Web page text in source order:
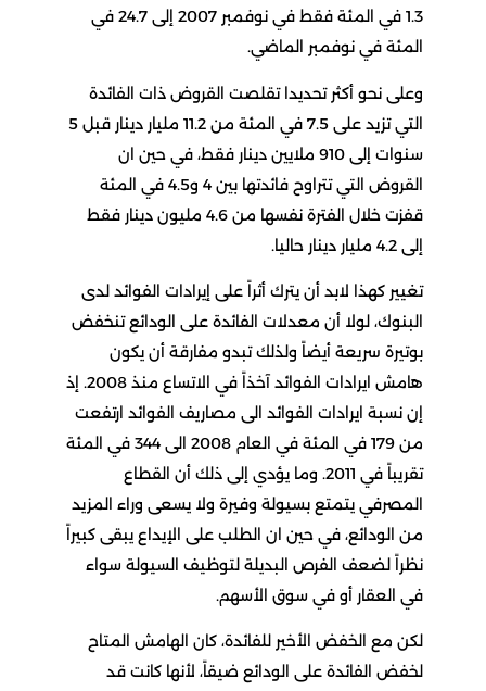
1.3 في المئة فقط في نوفمبر 2007 إلى 24.7 في
المئة في نوفمبر الماضي.
وعلى نحو أكثر تحديدا تقلصت القروض ذات الفائدة
التي تزيد على 7.5 في المئة من 11.2 مليار دينار قبل 5
سنوات إلى 910 ملايين دينار فقط، في حين ان
القروض التي تتراوح فائدتها بين 4 و4.5 في المئة
قفزت خلال الفترة نفسها من 4.6 مليون دينار فقط
إلى 4.2 مليار دينار حاليا.
تغيير كهذا لابد أن يترك أثراً على إيرادات الفوائد لدى
البنوك، لولا أن معدلات الفائدة على الودائع تنخفض
بوتيرة سريعة أيضاً ولذلك تبدو مفارقة أن يكون
هامش ايرادات الفوائد آخذاً في الاتساع منذ 2008. إذ
إن نسبة ايرادات الفوائد الى مصاريف الفوائد ارتفعت
من 179 في المئة في العام 2008 الى 344 في المئة
تقريباً في 2011. وما يؤدي إلى ذلك أن القطاع
المصرفي يتمتع بسيولة وفيرة ولا يسعى وراء المزيد
من الودائع، في حين ان الطلب على الإيداع يبقى كبيراً
نظراً لضعف الفرص البديلة لتوظيف السيولة سواء
في العقار أو في سوق الأسهم.
لكن مع الخفض الأخير للفائدة، كان الهامش المتاح
لخفض الفائدة على الودائع ضيقاً، لأنها كانت قد